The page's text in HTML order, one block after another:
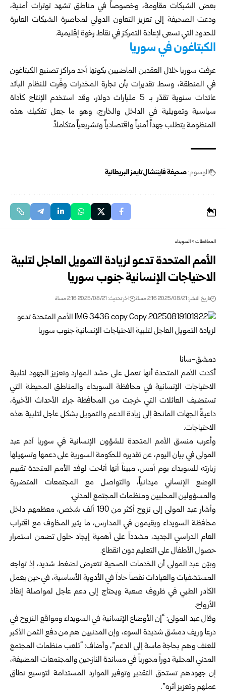
بعض الشبكات مقاومة، وخصوصاً في مناطق تشهد توترات أمنية،
ودعت الصحيفة إلى تعزيز التعاون الدولي لمحاصرة الشبكات العابرة
للحدود التي تسعى لإعادة التمركز في نقاط رخوة إقليمية.
الكبتاغون في سوريا
عرفت سوريا خلال العقدين الماضيين بكونها أحد مراكز تصنيع الكبتاغون
في المنطقة، وسط تقديرات بأن تجارة المخدرات وفّرت للنظام البائد
عائدات سنوية تقدّر بـ 5 مليارات دولار، وقد استخدم الإنتاج كأداة
سياسية وتمويلية في الداخل والخارج، وهو ما جعل تفكيك هذه
المنظومة يتطلب جهداً أمنياً واقتصادياً وتشريعياً متكاملاً.
الوسوم:صحيفة فايننشال تايمز البريطانية
المحافظات>السويداء
الأمم المتحدة تدعو لزيادة التمويل العاجل لتلبية
الاحتياجات الإنسانية جنوب سوريا
تاريخ النشر: 2025/08/21 2:16 مساءً اخر تحديث: 2025/08/21 2:16 مساءً
دمشق-سانا
أكدت الأمم المتحدة أنها تعمل على حشد الموارد وتعزيز الجهود لتلبية
الاحتياجات الإنسانية في محافظة السويداء والمناطق المحيطة التي
تستضيف العائلات التي خرجت من المحافظة جراء الأحداث الأخيرة،
داعيةً الجهات المانحة إلى زيادة الدعم والتمويل بشكل عاجل لتلبية هذه
الاحتياجات.
وأعرب منسق الأمم المتحدة للشؤون الإنسانية في سوريا آدم عبد
المولى في بيان اليوم، عن تقديره للحكومة السورية على دعمها وتسهيلها
زيارته للسويداء يوم أمس، مبيناً أنها أتاحت لوفد الأمم المتحدة تقييم
الوضع الإنساني ميدانياً، والتواصل مع المجتمعات المتضررة
والمسؤولين المحليين ومنظمات المجتمع المدني.
وأشار عبد المولى إلى نزوح أكثر من 190 ألف شخص، معظمهم داخل
محافظة السويداء ويقيمون في المدارس، ما يثير المخاوف مع اقتراب
العام الدراسي الجديد، مشدداً على أهمية إيجاد حلول تضمن استمرار
حصول الأطفال على التعليم دون انقطاع.
وبيّن عبد المولى أن الخدمات الصحية تتعرض لضغط شديد، إذ تواجه
المستشفيات والعيادات نقصاً حاداً في الأدوية الأساسية، في حين يعمل
الكادر الطبي في ظروف صعبة ويحتاج إلى دعم عاجل لمواصلة إنقاذ
الأرواح.
وقال عبد المولى: “إن الأوضاع الإنسانية في السويداء ومواقع النزوح في
درعا وريف دمشق شديدة السوء، وإن المدنيين هم من دفع الثمن الأكبر
للعنف وهم بحاجة ماسة إلى الدعم”، وأضاف: “تلعب منظمات المجتمع
المدني المحلية دوراً محورياً في مساندة النازحين والمجتمعات المضيفة،
إن جهودهم تستحق التقدير وتوفير الموارد المستدامة لتوسيع نطاق
عملهم وتعزيز أثره”.